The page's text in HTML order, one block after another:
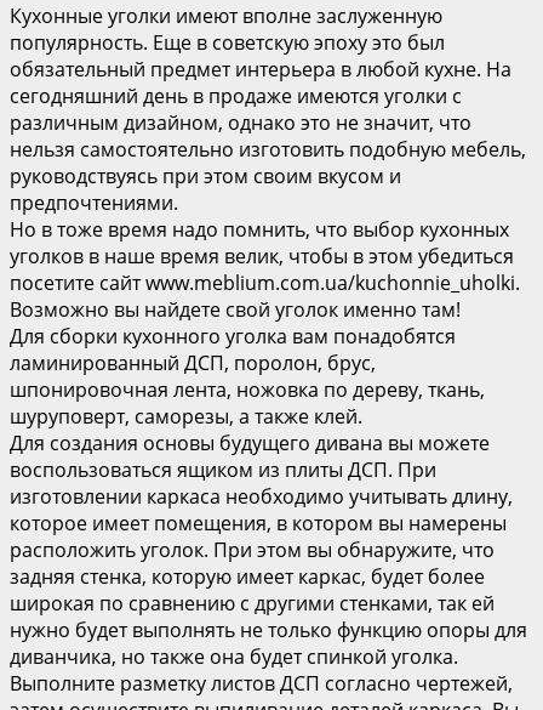
Кухонные уголки имеют вполне заслуженную
популярность. Еще в советскую эпоху это был
обязательный предмет интерьера в любой кухне. На
сегодняшний день в продаже имеются уголки с
различным дизайном, однако это не значит, что
нельзя самостоятельно изготовить подобную мебель,
руководствуясь при этом своим вкусом и
предпочтениями.
Но в тоже время надо помнить, что выбор кухонных
уголков в наше время велик, чтобы в этом убедиться
посетите сайт www.meblium.com.ua/kuchonnie_uholki.
Возможно вы найдете свой уголок именно там!
Для сборки кухонного уголка вам понадобятся
ламинированный ДСП, поролон, брус,
шпонировочная лента, ножовка по дереву, ткань,
шуруповерт, саморезы, а также клей.
Для создания основы будущего дивана вы можете
воспользоваться ящиком из плиты ДСП. При
изготовлении каркаса необходимо учитывать длину,
которое имеет помещения, в котором вы намерены
расположить уголок. При этом вы обнаружите, что
задняя стенка, которую имеет каркас, будет более
широкая по сравнению с другими стенками, так ей
нужно будет выполнять не только функцию опоры для
диванчика, но также она будет спинкой уголка.
Выполните разметку листов ДСП согласно чертежей,